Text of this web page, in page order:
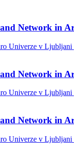
Network in
Univerze v Ljubljani
Network in
Univerze v Ljubljani
Network in
Univerze v Ljubljani